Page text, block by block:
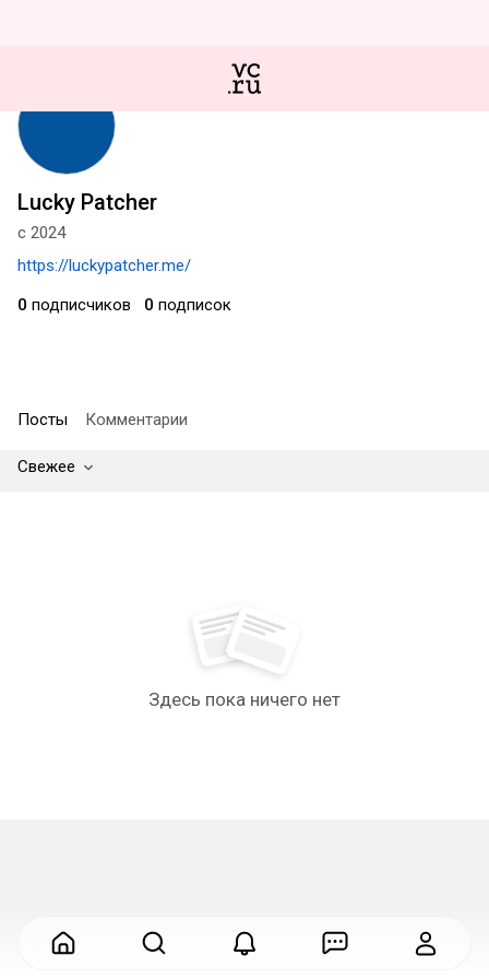
Lucky Patcher
с 2024
https://luckypatcher.me/
0 подписчиков 0 подписок
Посты Комментарии
Свежее
Здесь пока ничего нет